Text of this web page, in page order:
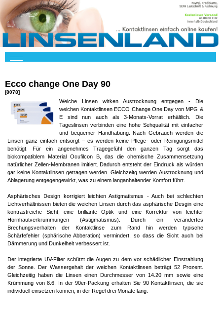
Ecco change One Day 90
[8078]
Weiche Linsen wirken Austrocknung entgegen - Die
weichen Kontaktlinsen ECCO Change One Day von MPG &
E sind nun auch als 3-Monats-Vorrat erhältlich. Die
Tageslinsen verbinden eine hohe Sehqualität mit einfacher
und bequemer Handhabung. Nach Gebrauch werden die
Linsen ganz einfach entsorgt – es werden keine Pflege- oder Reinigungsmittel
benötigt. Für ein angenehmes Tragegefühl den ganzen Tag sorgt das
biokompatiblem Material Ocufilcon B, das die chemische Zusammensetzung
natürlicher Zellen-Membranen imitiert. Dadurch entsteht der Eindruck als würden
gar keine Kontaktlinsen getragen werden. Gleichzeitg werden Austrocknung und
Ablagerung entgegengewirkt, was zu einem langanhaltender Komfort führt.
Asphärisches Design korrigiert leichten Astigmatismus - Auch bei schlechten
Lichtverhältnissen bieten die weichen Linsen durch das asphärische Desgin eine
kontrastreiche Sicht, eine brilliante Optik und eine Korrektur von leichter
Hornhautverkrümmungen (Astigmatismus). Durch ein verändertes
Brechungsverhalten der Kontaktlinse zum Rand hin werden typische
Schärfefehler (sphärische Abberation) vermindert, so dass die Sicht auch bei
Dämmerung und Dunkelheit verbessert ist.
Der integrierte UV-Filter schützt die Augen zu dem vor schädlicher Einstrahlung
der Sonne. Der Wassergehalt der weichen Kontaktlinsen beträgt 52 Prozent.
Gleichzeitig haben die Linsen einen Durchmesser von 14.20 mm sowie eine
Krümmung von 8.6. In der 90er-Packung erhalten Sie 90 Kontaktlinsen, die sie
individuell einsetzen können, in der Regel drei Monate lang.